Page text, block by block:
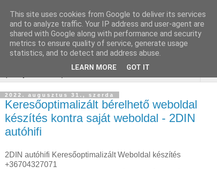
Keresőmarketing :
gurtnicsere
2022. augusztus 31., szerda
Keresőoptimalizált bérelhető weboldal
készítés kontra saját weboldal - 2DIN
autóhifi
2DIN autóhifi Keresőoptimalizált Weboldal készítés
+36704327071
This site uses cookies from Google to deliver its services
and to analyze traffic. Your IP address and user-agent are
shared with Google along with performance and security
metrics to ensure quality of service, generate usage
statistics, and to detect and address abuse.
LEARN MORE GOT IT